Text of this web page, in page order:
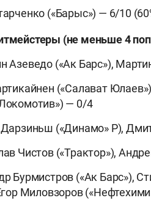
(«Барыс») — 6/10
(не меньше 4
Азеведо («Ак Барс»),
(«Салават
— 0/4
(«Динамо» Р),
Чистов («Трактор»),
Бурмистров («Ак Барс»),
Миловзоров